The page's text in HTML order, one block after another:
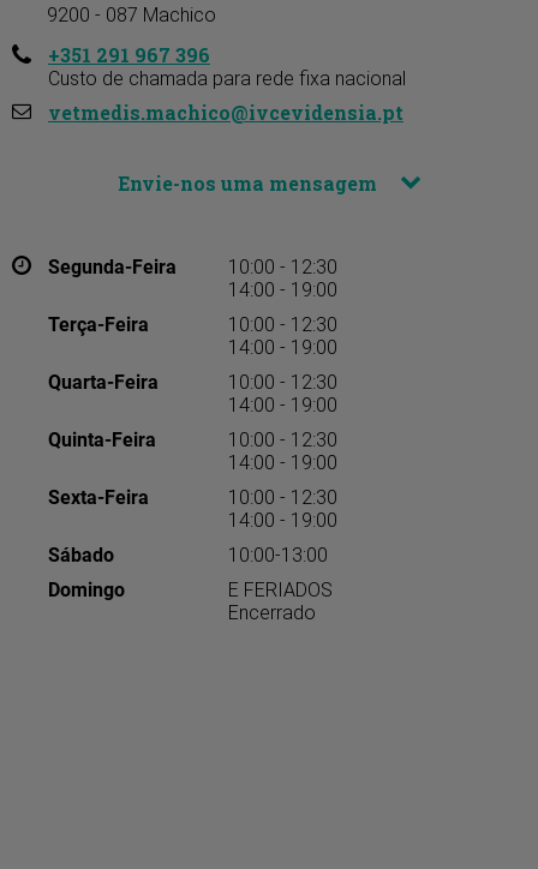
9200 - 087 Machico
+351 291 967 396
Custo de chamada para rede fixa nacional
vetmedis.machico@ivcevidensia.pt
Envie-nos uma mensagem
Segunda-Feira
10:00 - 12:30
14:00 - 19:00
Terça-Feira
10:00 - 12:30
14:00 - 19:00
Quarta-Feira
10:00 - 12:30
14:00 - 19:00
Quinta-Feira
10:00 - 12:30
14:00 - 19:00
Sexta-Feira
10:00 - 12:30
14:00 - 19:00
Sábado
10:00-13:00
Domingo
E FERIADOS
Encerrado